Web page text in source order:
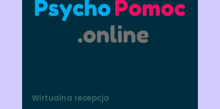
Wirtualna recepcja